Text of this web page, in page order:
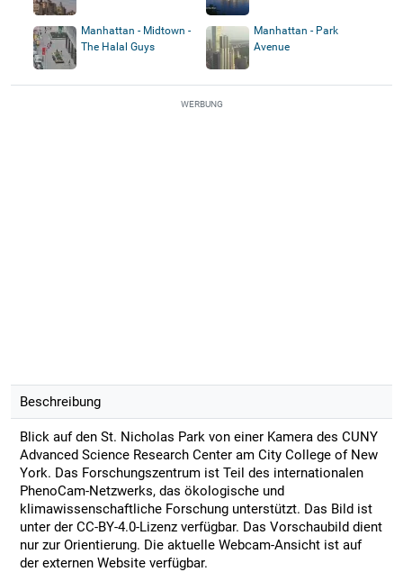
Manhattan - Midtown -
The Halal Guys
Manhattan - Park
Avenue
WERBUNG
Beschreibung
Blick auf den St. Nicholas Park von einer Kamera des CUNY
Advanced Science Research Center am City College of New
York. Das Forschungszentrum ist Teil des internationalen
PhenoCam-Netzwerks, das ökologische und
klimawissenschaftliche Forschung unterstützt. Das Bild ist
unter der CC-BY-4.0-Lizenz verfügbar. Das Vorschaubild dient
nur zur Orientierung. Die aktuelle Webcam-Ansicht ist auf
der externen Website verfügbar.